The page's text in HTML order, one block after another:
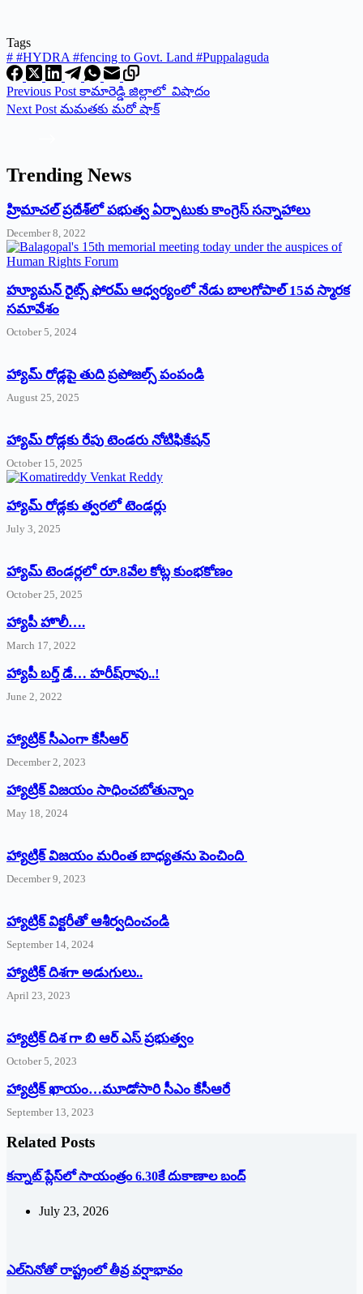
Tags
# #HYDRA #fencing to Govt. Land #Puppalaguda
Previous Post కామారెడ్డి జిల్లాలో విషాదం
Next Post మమతకు మరో షాక్‌
Trending News
‌హ్రిమాచల్‌ ‌ప్రదేశ్‌లో పభుత్వ ఏర్పాటుకు కాంగ్రెస్‌ ‌సన్నాహాలు
December 8, 2022
హ్యూమన్‌ రైట్స్‌ ఫోరమ్‌ ఆధ్వర్యంలో నేడు బాలగోపాల్‌ 15వ స్మారక
సమావేశం
October 5, 2024
హ్యామ్‌ రోడ్లపై తుది ప్రపోజల్స్‌ పంపండి
August 25, 2025
హ్యామ్‌ రోడ్లకు రేపు టెండరు నోటిఫికేషన్‌
October 15, 2025
హ్యామ్‌ రోడ్లకు త్వరలో టెండర్లు
July 3, 2025
హ్యామ్‌ ‌టెండర్లలో రూ.8వేల కోట్ల కుంభకోణం
October 25, 2025
హ్యాపీ హొలీ….
March 17, 2022
హ్యాపీ బర్త్ ‌డే… హరీష్‌రావు..!
June 2, 2022
హ్యాట్రిక్‌ ‌సీఎంగా కేసీఆర్‌
December 2, 2023
హ్యాట్రిక్‌ విజయం సాధించబోతున్నాం
May 18, 2024
హ్యాట్రిక్ విజయం మరింత బాధ్యతను పెంచింది
December 9, 2023
హ్యాట్రిక్‌ ‌విక్టరీతో ఆశీర్వదించండి
September 14, 2024
‌హ్యాట్రిక్‌ ‌దిశగా అడుగులు..
April 23, 2023
హ్యాట్రిక్ దిశ గా బి ఆర్ ఎస్ ప్రభుత్వం
October 5, 2023
హ్యాట్రిక్‌ ‌ఖాయం…మూడోసారి సీఎం కేసీఆరే
September 13, 2023
Related Posts
క‌న్నాట్ ప్లేస్‌లో సాయంత్రం 6.30కే దుకాణాల బంద్‌
July 23, 2026
ఎల్‌నినోతో రాష్ట్రంలో తీవ్ర వర్షాభావం